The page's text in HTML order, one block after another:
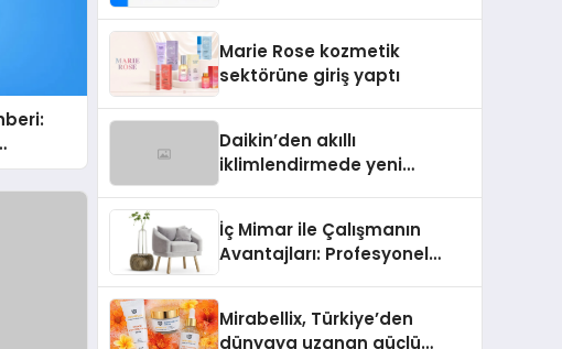
Aldı
Marie Rose kozmetik
sektörüne giriş yaptı
Daikin’den akıllı
iklimlendirmede yeni
İç Mimar ile Çalışmanın
Avantajları: Profesyonel
Mirabellix, Türkiye’den
dünyaya uzanan güçlü